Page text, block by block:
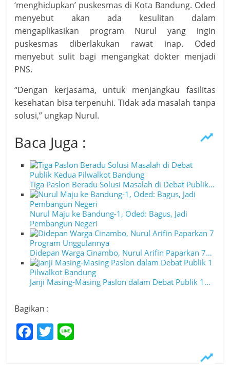
‘menghidupkan’ puskesmas di Kota Bandung. Oded
menyebut akan ada kesulitan dalam
mengaplikasikan program Nurul yang ingin
puskesmas diberlakukan rawat inap. Oded
menyebut sulit bagi mengangkat dokter menjadi
PNS.
“Dengan kerjasama, untuk menjangkau fasilitas
kesehatan bisa terpenuhi. Tidak ada masalah tanpa
solusi,” ungkap Nurul.
Baca Juga :
Tiga Paslon Beradu Solusi Masalah di Debat Publik…
Nurul Maju ke Bandung-1, Oded: Bagus, Jadi
Pembangun Negeri
Didepan Warga Cinambo, Nurul Arifin Paparkan 7…
Janji Masing-Masing Paslon dalam Debat Publik 1…
Bagikan :
F T